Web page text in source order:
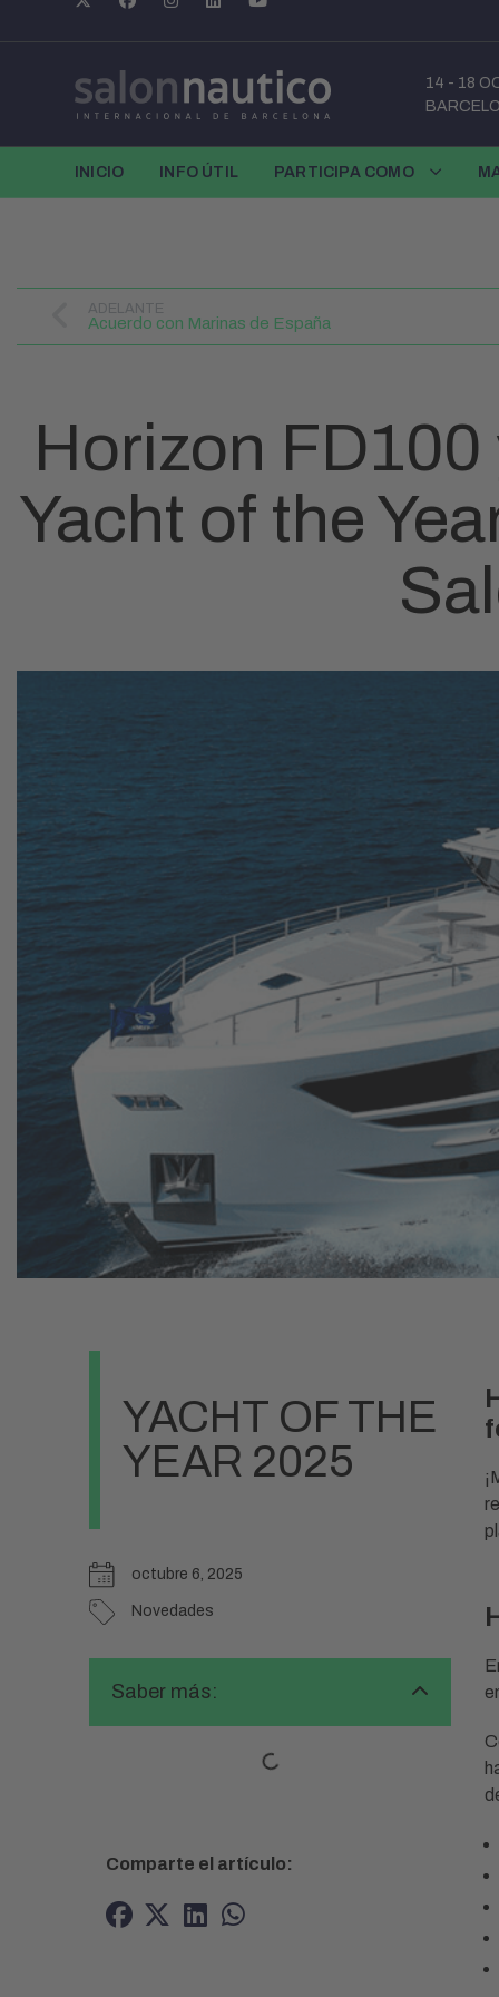
14 - 18
INICIO INFO ÚTIL PARTICIPA COMO
ADELANTE
Acuerdo con Marinas de España
Horizon
Yacht of the
YACHT OF THE
YEAR 2025
octubre 6, 2025
Novedades
Saber más:
Comparte el artículo: